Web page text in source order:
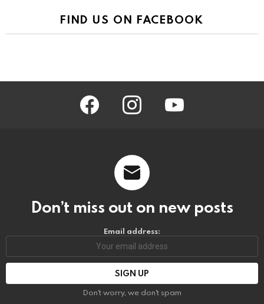
FIND US ON FACEBOOK
facebook instagram youtube
Don’t miss out on new posts
Email address:
Don't worry, we don't spam